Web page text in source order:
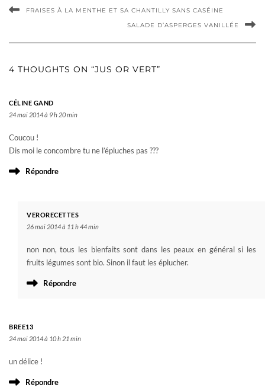
FRAISES À LA MENTHE ET SA CHANTILLY SANS CASÉINE
SALADE D’ASPERGES VANILLÉE
4 THOUGHTS ON “JUS OR VERT”
CÉLINE GAND
24 mai 2014 à 9 h 20 min
Coucou !
Dis moi le concombre tu ne l’épluches pas ???
Répondre
VERORECETTES
26 mai 2014 à 11 h 44 min
non non, tous les bienfaits sont dans les peaux en général si les
fruits légumes sont bio. Sinon il faut les éplucher.
Répondre
BREE13
24 mai 2014 à 10 h 21 min
un délice !
Répondre